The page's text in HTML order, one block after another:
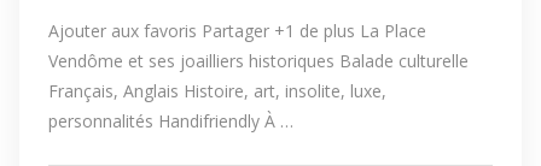
Ajouter aux favoris Partager +1 de plus La Place
Vendôme et ses joailliers historiques Balade culturelle
Français, Anglais Histoire, art, insolite, luxe,
personnalités Handifriendly À …